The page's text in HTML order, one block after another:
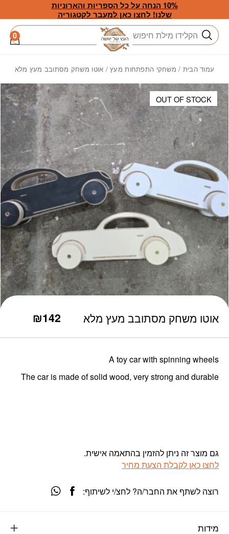
Skip to Content
10% הנחה על כל הספריות והארוניות
שלנו! לחצו כאן למעבר לקטגוריה
חיפוש 0
עמוד הבית / משחקי התפתחות מעץ/ אוטו משחק מסתובב מעץ מלא
אוטו משחק מסתובב מעץ מלא ₪142
A toy car with spinning wheels
The car is made of solid wood, very strong and durable
גם מוצר זה ניתן להזמין בהתאמה אישית.
לחצו כאן לקבלת הצעת מחיר
מידות
רוצה לשתף את החבר/ה? לחצ/י לשיתוף:
OUT OF STOCK